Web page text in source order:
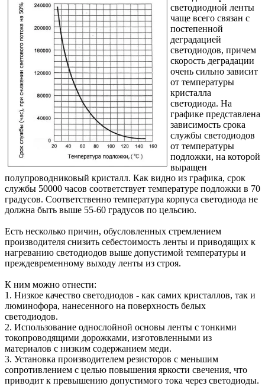
светодиодной ленты
чаще всего связан с
постепенной
деградацией
светодиодов, причем
скорость деградации
очень сильно зависит
от температуры
кристалла
светодиода. На
графике представлена
зависимость срока
службы светодиодов
от температуры
подложки, на которой
выращен
полупроводниковый кристалл. Как видно из графика, срок
службы 50000 часов соответствует температуре подложки в 70
градусов. Соответственно температура корпуса светодиода не
должна быть выше 55-60 градусов по цельсию.
Есть несколько причин, обусловленных стремлением
производителя снизить себестоимость ленты и приводящих к
нагреванию светодиодов выше допустимой температуры и
преждевременному выходу ленты из строя.
К ним можно отнести:
1. Низкое качество светодиодов - как самих кристаллов, так и
люминофора, нанесенного на поверхность белых
светодиодов.
2. Использование однослойной основы ленты с тонкими
токопроводящими дорожками, изготовленными из
материалов с низким содержанием меди.
3. Установка производителем резисторов с меньшим
сопротивлением с целью повышения яркости свечения, что
приводит к превышению допустимого тока через светодиоды.